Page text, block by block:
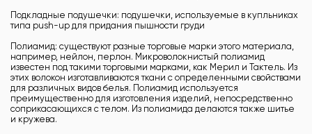
Подкладные подушечки: подушечки, используемые в купльниках
типа push-up для придания пышности груди
Полиамид: существуют разные торговые марки этого материала,
например, нейлон, перлон. Микроволокнистый полиамид
известен под такими торговыми марками, как Мерил и Тактель. Из
этих волокон изготавливаются ткани с определенными свойствами
для различных видов белья. Полиамид используется
преимущественно для изготовления изделий, непосредственно
соприкасающихся с телом. Из полиамида делаются также шитье
и кружева.